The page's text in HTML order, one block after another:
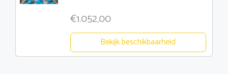
€1.052,00
Bekijk beschikbaarheid